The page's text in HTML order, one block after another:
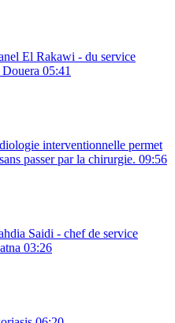
El Rakawi - du service
05:41
interventionnelle permet
passer par la chirurgie. 09:56
Saidi - chef de service
03:26